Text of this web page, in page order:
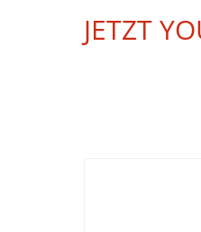
JETZT